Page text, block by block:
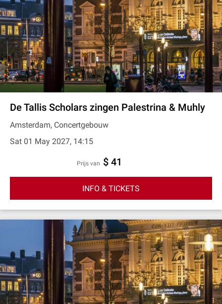
De Tallis Scholars zingen Palestrina & Muhly
Amsterdam, Concertgebouw
Sat 01 May 2027, 14:15
prijs van $ 41
INFO & TICKETS